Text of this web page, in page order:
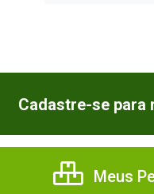
Cadastre-se para
Meus